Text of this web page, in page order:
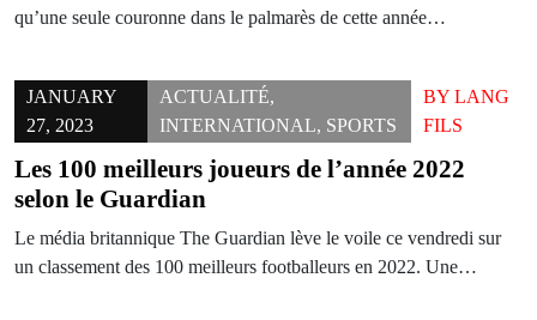
qu’une seule couronne dans le palmarès de cette année…
JANUARY
27, 2023
ACTUALITÉ,
INTERNATIONAL, SPORTS
BY LANG
FILS
Les 100 meilleurs joueurs de l’année 2022
selon le Guardian
Le média britannique The Guardian lève le voile ce vendredi sur
un classement des 100 meilleurs footballeurs en 2022. Une…